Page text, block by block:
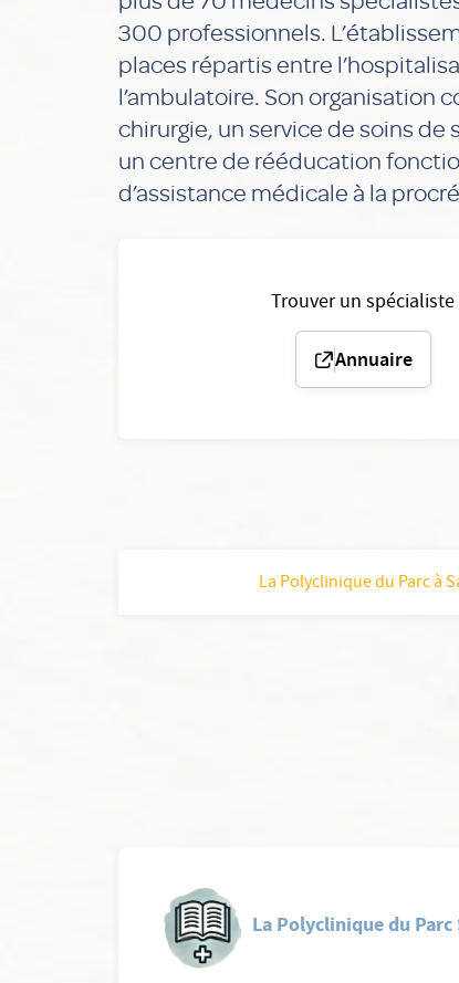
300 professionnels.
places répartis entre
l’ambulatoire. Son organisation
chirurgie, un service de soins
un centre de rééducation
d’assistance médicale à la
Trouver un spécialiste
Annuaire
La Polyclinique du Parc à
La Polyclinique du